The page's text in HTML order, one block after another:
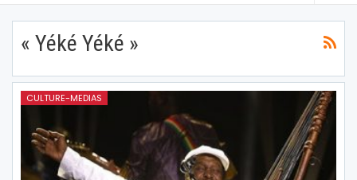
« Yéké Yéké »
CULTURE-MEDIAS